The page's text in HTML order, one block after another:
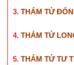
3. THÁM TỬ
4. THÁM TỬ
5. THÁM TỬ TƯ